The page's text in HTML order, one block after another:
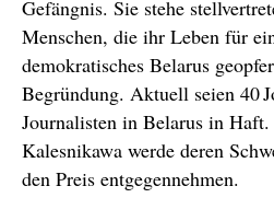
Gefängnis. Sie stehe
Menschen, die ihr Leben für
demokratisches Belarus
Begründung. Aktuell seien 40
Journalisten in Belarus in
Kalesnikawa werde deren
den Preis entgegennehmen.